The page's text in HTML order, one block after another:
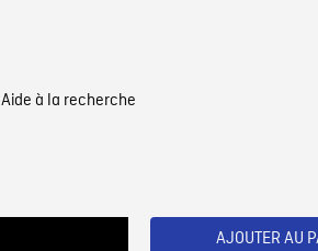
Aide à la recherche
AJOUTER AU